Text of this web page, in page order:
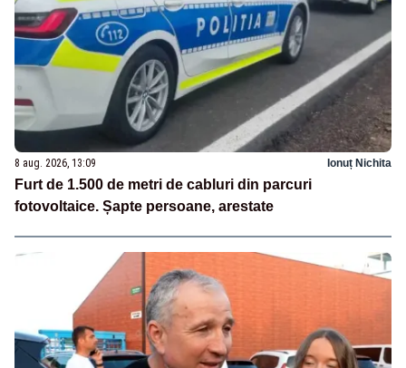
8 aug. 2026, 13:09 Ionuț Nichita
Furt de 1.500 de metri de cabluri din parcuri
fotovoltaice. Șapte persoane, arestate